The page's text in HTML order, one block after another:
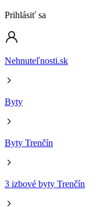
Prihlásiť sa
Nehnuteľnosti.sk
Byty
Byty Trenčín
3 izbové byty Trenčín